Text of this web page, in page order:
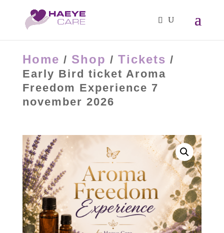
Home / Shop / Tickets /
Early Bird ticket Aroma
Freedom Experience 7
november 2026